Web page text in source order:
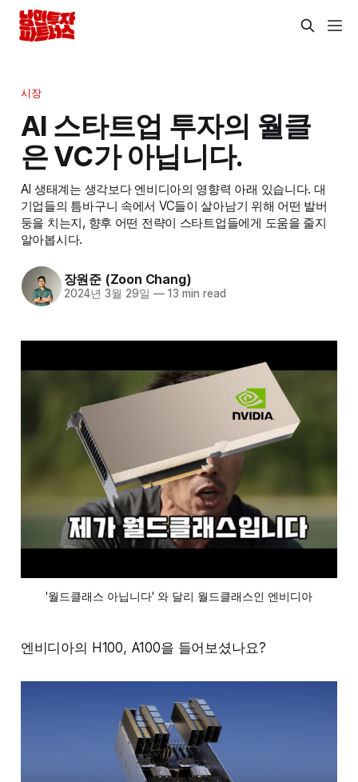
시장
AI 스타트업 투자의 월클
은 VC가 아닙니다.
AI 생태계는 생각보다 엔비디아의 영향력 아래 있습니다. 대
기업들의 틈바구니 속에서 VC들이 살아남기 위해 어떤 발버
둥을 치는지, 향후 어떤 전략이 스타트업들에게 도움을 줄지
알아봅시다.
장원준 (Zoon Chang)
2024년 3월 29일 —13 min read
'월드클래스 아닙니다' 와 달리 월드클래스인 엔비디아
엔비디아의 H100, A100을 들어보셨나요?